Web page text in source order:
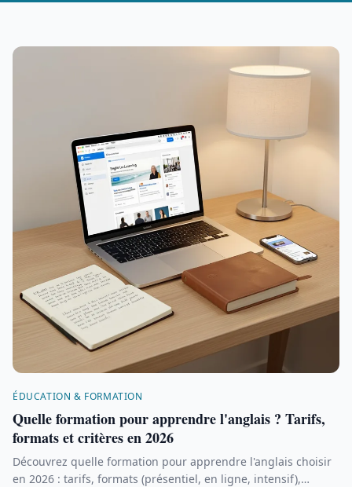
ÉDUCATION & FORMATION
Quelle formation pour apprendre l'anglais ? Tarifs,
formats et critères en 2026
Découvrez quelle formation pour apprendre l'anglais choisir
en 2026 : tarifs, formats (présentiel, en ligne, intensif),